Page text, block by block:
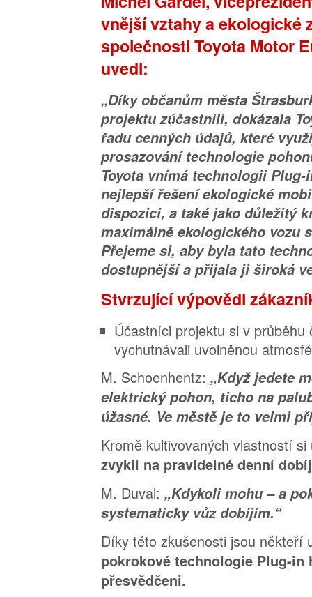
vnější vztahy a ekologické
společnosti Toyota Motor
uvedl:
„Díky občanům města
projektu zúčastnili, dokázala
řadu cenných údajů, které
prosazování technologie
Toyota vnímá technologii
nejlepší řešení ekologické
dispozici, a také jako důležitý
maximálně ekologického vozu
Přejeme si, aby byla tato
dostupnější a přijala ji široká
Stvrzující výpovědi
Účastníci projektu si v průběhu
vychutnávali uvolněnou
M. Schoenhentz: „Když jedete
elektrický pohon, ticho na
úžasné. Ve městě je to velmi
Kromě kultivovaných vlastností
zvykli na pravidelné denní
M. Duval: „Kdykoli mohu – a
systematicky vůz dobíjím.“
Díky této zkušenosti jsou někteří
pokrokové technologie Plug-in
přesvědčeni.